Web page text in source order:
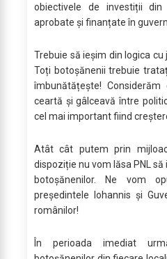
obiectivele de investiții
aprobate și finanțate în
Trebuie să ieșim din logica
Toți botoșănenii trebuie
îmbunătățește!
ceartă și gâlceavă între
cel mai important fiind
Atât cât putem prin
dispoziție nu vom lăsa PNL
botoșănenilor. Ne vom
președintele Iohannis și
românilor!
În perioada imediat